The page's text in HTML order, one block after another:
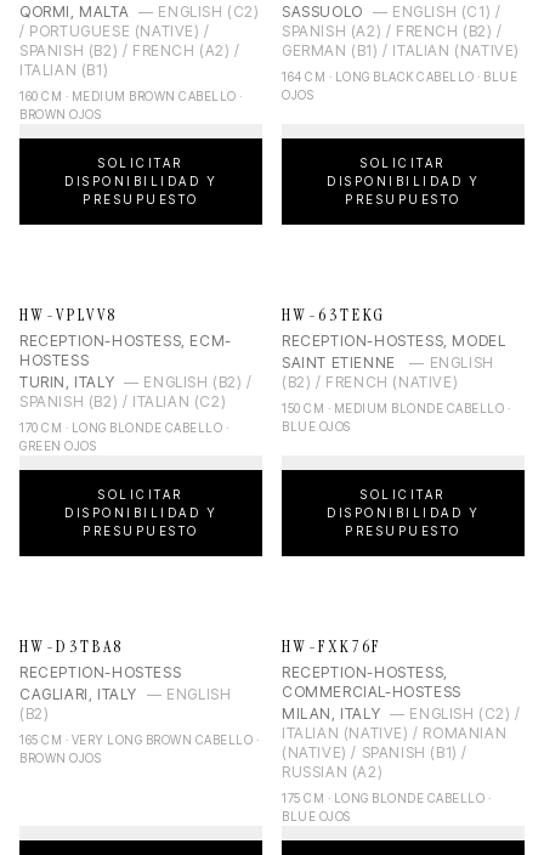
QORMI, MALTA — ENGLISH (C2)
/ PORTUGUESE (NATIVE) /
SPANISH (B2) / FRENCH (A2) /
ITALIAN (B1)
160 CM · MEDIUM BROWN CABELLO ·
BROWN OJOS
SOLICITAR
DISPONIBILIDAD Y
PRESUPUESTO
SASSUOLO — ENGLISH (C1) /
SPANISH (A2) / FRENCH (B2) /
GERMAN (B1) / ITALIAN (NATIVE)
164 CM · LONG BLACK CABELLO · BLUE
OJOS
SOLICITAR
DISPONIBILIDAD Y
PRESUPUESTO
HW-VPLVV8
RECEPTION-HOSTESS, ECM-
HOSTESS
TURIN, ITALY — ENGLISH (B2) /
SPANISH (B2) / ITALIAN (C2)
170 CM · LONG BLONDE CABELLO ·
GREEN OJOS
SOLICITAR
DISPONIBILIDAD Y
PRESUPUESTO
HW-63TEKG
RECEPTION-HOSTESS, MODEL
SAINT ETIENNE
— ENGLISH
(B2) / FRENCH (NATIVE)
150 CM · MEDIUM BLONDE CABELLO ·
BLUE OJOS
SOLICITAR
DISPONIBILIDAD Y
PRESUPUESTO
HW-D3TBA8
RECEPTION-HOSTESS
CAGLIARI, ITALY — ENGLISH
(B2)
165 CM · VERY LONG BROWN CABELLO ·
BROWN OJOS
HW-FXK76F
RECEPTION-HOSTESS,
COMMERCIAL-HOSTESS
MILAN, ITALY — ENGLISH (C2) /
ITALIAN (NATIVE) / ROMANIAN
(NATIVE) / SPANISH (B1) /
RUSSIAN (A2)
175 CM · LONG BLONDE CABELLO ·
BLUE OJOS